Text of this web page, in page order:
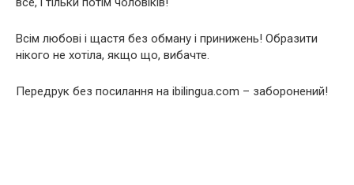
Всім любові і щастя без обману і принижень! Образити
нікого не хотіла, якщо що, вибачте.
Передрук без посилання на ibilingua.com – заборонений!